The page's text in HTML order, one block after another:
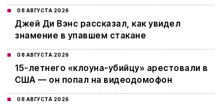
08 АВГУСТА 2026
Джей Ди Вэнс рассказал, как увидел
знамение в упавшем стакане
08 АВГУСТА 2026
15-летнего «клоуна-убийцу» арестовали в
США — он попал на видеодомофон
08 АВГУСТА 2026